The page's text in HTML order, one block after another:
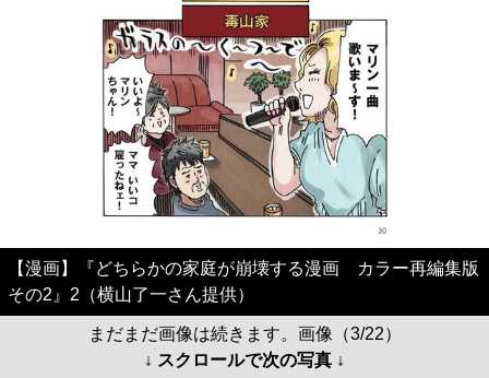
【漫画】『どちらかの家庭が崩壊する漫画 カラー再編集版
その2』2（横山了一さん提供）
まだまだ画像は続きます。画像（3/22）
↓ スクロールで次の写真 ↓